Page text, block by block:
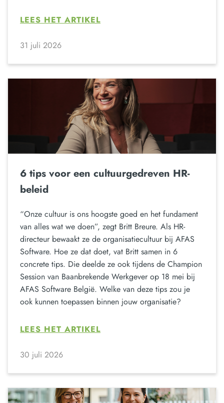
LEES HET ARTIKEL
31 juli 2026
6 tips voor een cultuurgedreven HR-
beleid
“Onze cultuur is ons hoogste goed en het fundament
van alles wat we doen”, zegt Britt Breure. Als HR-
directeur bewaakt ze de organisatiecultuur bij AFAS
Software. Hoe ze dat doet, vat Britt samen in 6
concrete tips. Die deelde ze ook tijdens de Champion
Session van Baanbrekende Werkgever op 18 mei bij
AFAS Software België. Welke van deze tips zou je
ook kunnen toepassen binnen jouw organisatie?
LEES HET ARTIKEL
30 juli 2026